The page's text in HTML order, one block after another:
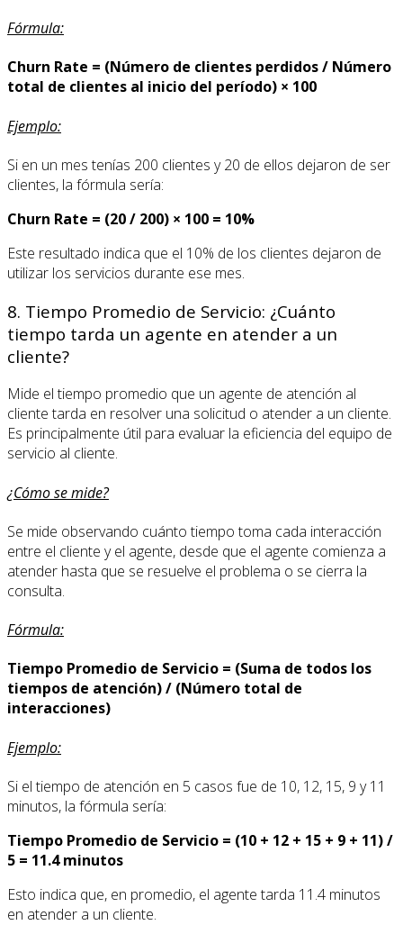
Fórmula:
Churn Rate = (Número de clientes perdidos / Número
total de clientes al inicio del período) × 100
Ejemplo:
Si en un mes tenías 200 clientes y 20 de ellos dejaron de ser
clientes, la fórmula sería:
Churn Rate = (20 / 200) × 100 = 10%
Este resultado indica que el 10% de los clientes dejaron de
utilizar los servicios durante ese mes.
8. Tiempo Promedio de Servicio: ¿Cuánto
tiempo tarda un agente en atender a un
cliente?
Mide el tiempo promedio que un agente de atención al
cliente tarda en resolver una solicitud o atender a un cliente.
Es principalmente útil para evaluar la eficiencia del equipo de
servicio al cliente.
¿Cómo se mide?
Se mide observando cuánto tiempo toma cada interacción
entre el cliente y el agente, desde que el agente comienza a
atender hasta que se resuelve el problema o se cierra la
consulta.
Fórmula:
Tiempo Promedio de Servicio = (Suma de todos los
tiempos de atención) / (Número total de
interacciones)
Ejemplo:
Si el tiempo de atención en 5 casos fue de 10, 12, 15, 9 y 11
minutos, la fórmula sería:
Tiempo Promedio de Servicio = (10 + 12 + 15 + 9 + 11) /
5 = 11.4 minutos
Esto indica que, en promedio, el agente tarda 11.4 minutos
en atender a un cliente.